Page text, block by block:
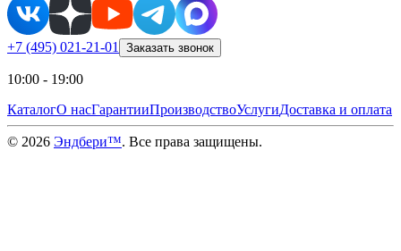
+7 (495) 021-21-01 Заказать звонок
10:00 - 19:00
КаталогО насГарантииПроизводствоУслугиДоставка и оплата
© 2026 Эндбери™. Все права защищены.